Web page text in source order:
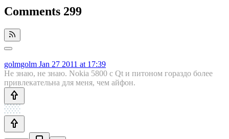
Comments 299
golmgolm Jan 27 2011 at 17:39
Не знаю, не знаю. Nokia 5800 с Qt и питоном гораздо более
привлекательна для меня, чем айфон.